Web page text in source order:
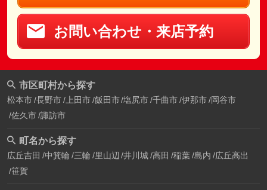
お問い合わせ・来店予約
市区町村から探す
松本市 長野市 上田市 飯田市 塩尻市 千曲市 伊那市 岡谷市
佐久市 諏訪市
町名から探す
広丘吉田 中箕輪 三輪 里山辺 井川城 高田 稲葉 島内 広丘高出
笹賀